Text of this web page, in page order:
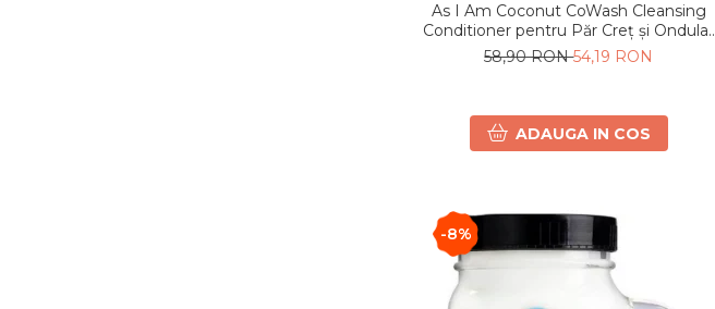
As I Am Coconut CoWash Cleansing
Conditioner pentru Păr Creț și Ondulat
454g
58,90 RON54,19 RON
ADAUGA IN COS
-8%